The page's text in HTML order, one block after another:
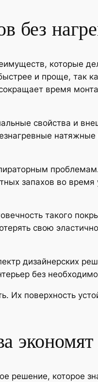
без
которые
и проще, так
время
свойства и
запахов во время
такого
свою
дизайнерских
без
Их поверхность
решение, которое